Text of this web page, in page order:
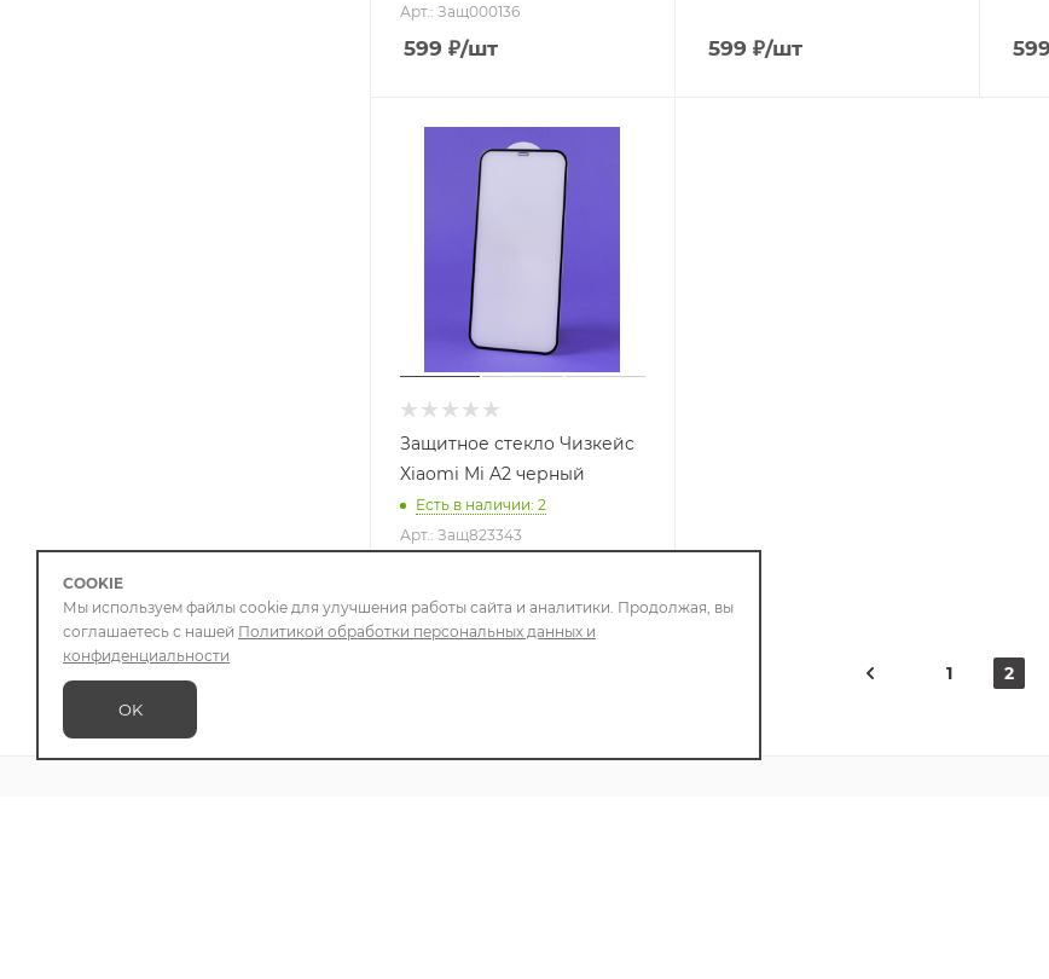
Арт.: Защ000136
599 ₽/шт 599 ₽/шт 599
Защитное стекло Чизкейс
Xiaomi Mi A2 черный
Есть в наличии: 2
Арт.: Защ823343
1 2
COOKIE
Мы используем файлы cookie для улучшения работы сайта и аналитики. Продолжая, вы
соглашаетесь с нашей Политикой обработки персональных данных и
конфиденциальности
OK